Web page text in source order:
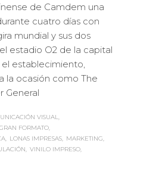
de Camdem una
cuatro días con
mundial y sus dos
estadio O2 de la capital
establecimiento,
la ocasión como The
General
VISUAL
FORMATO
LONAS IMPRESAS
MARKETING
VINILO IMPRESO